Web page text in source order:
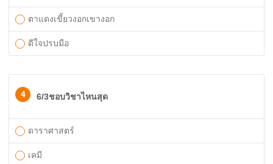
ตาแดงเขี้ยวงอกเขางอก
ดีใจปรบมือ
4 6/3ชอบวิชาไหนสุด
ดาราศาสตร์
เคมี